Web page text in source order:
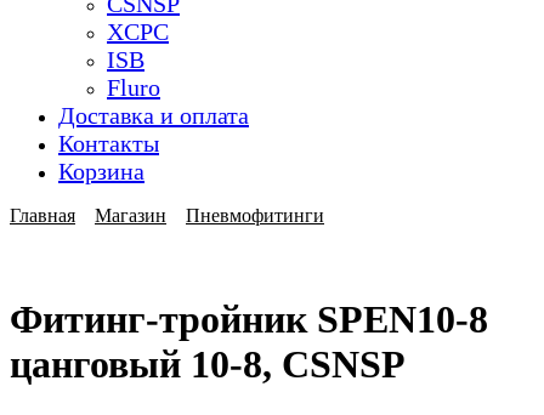
XCPC
ISB
Fluro
Доставка и оплата
Контакты
Корзина
Главная Магазин Пневмофитинги
Фитинг-тройник SPEN10-8
цанговый 10-8, CSNSP